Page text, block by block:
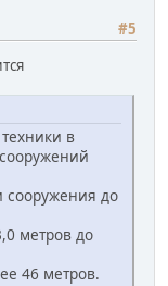
#5
в
сооружения до
метров до
46 метров.